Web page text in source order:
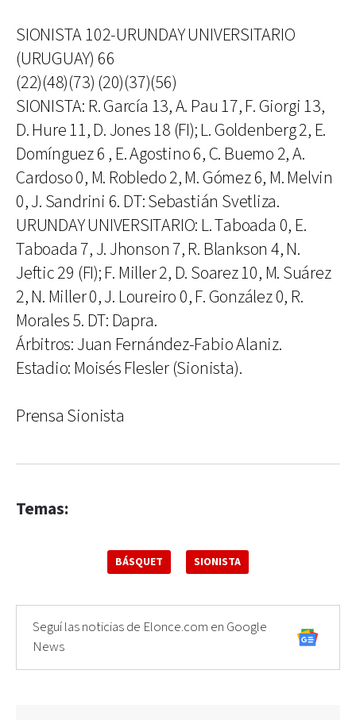
SIONISTA 102-URUNDAY UNIVERSITARIO
(URUGUAY) 66
(22)(48)(73) (20)(37)(56)
SIONISTA: R. García 13, A. Pau 17, F. Giorgi 13,
D. Hure 11, D. Jones 18 (FI); L. Goldenberg 2, E.
Domínguez 6 , E. Agostino 6, C. Buemo 2, A.
Cardoso 0, M. Robledo 2, M. Gómez 6, M. Melvin
0, J. Sandrini 6. DT: Sebastián Svetliza.
URUNDAY UNIVERSITARIO: L. Taboada 0, E.
Taboada 7, J. Jhonson 7, R. Blankson 4, N.
Jeftic 29 (FI); F. Miller 2, D. Soarez 10, M. Suárez
2, N. Miller 0, J. Loureiro 0, F. González 0, R.
Morales 5. DT: Dapra.
Árbitros: Juan Fernández-Fabio Alaniz.
Estadio: Moisés Flesler (Sionista).
Prensa Sionista
Temas:
BÁSQUET SIONISTA
Seguí las noticias de Elonce.com en Google
News